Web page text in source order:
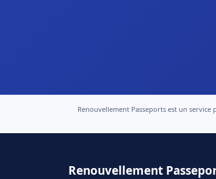
Renouvellement Passeports est un
Renouvellement